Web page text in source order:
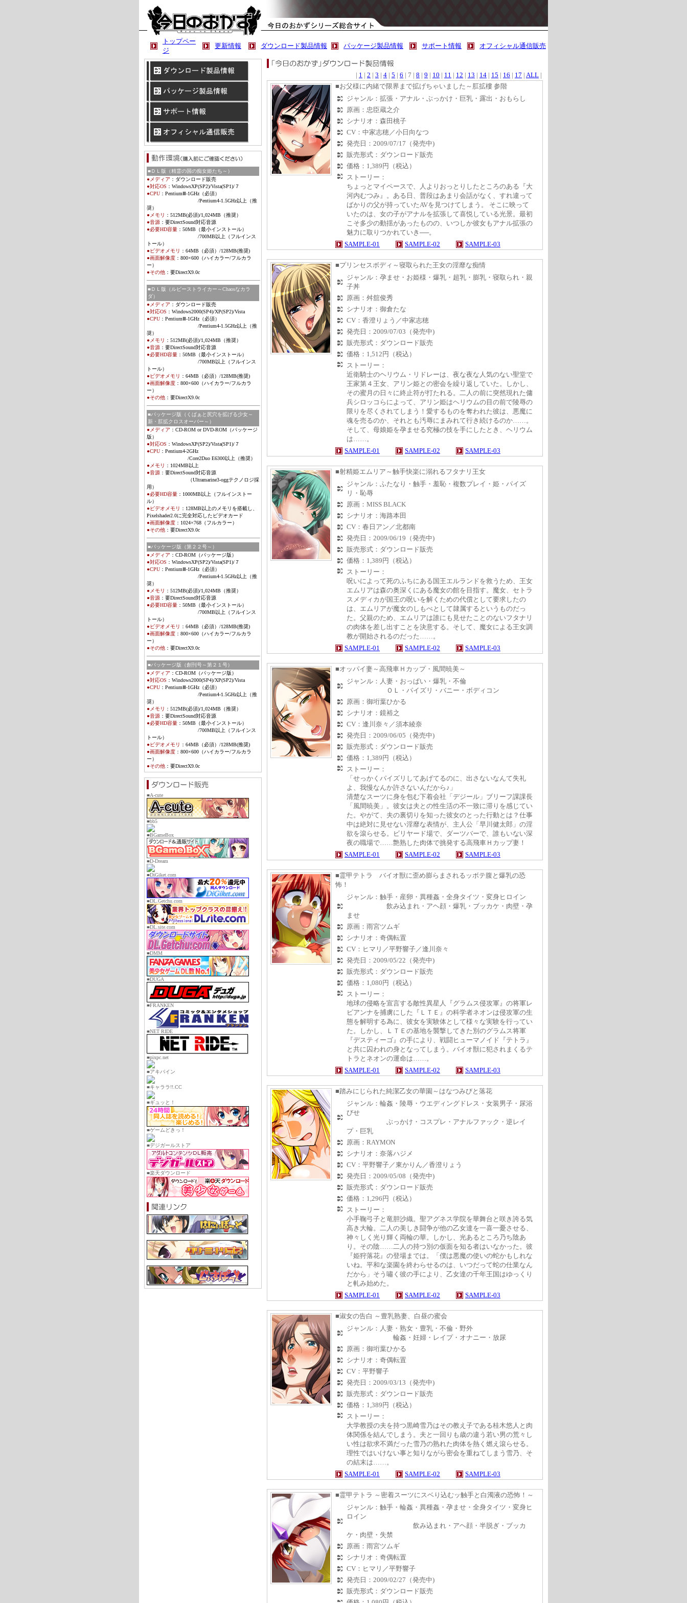
トップペー
ジ
更新情報 ダウンロード製品情報 パッケージ製品情報 サポート情報 オフィシャル通信販売
■ＤＬ版（精霊の国の痴女姫たち～）
●メディア ： ダウンロード販売
●対応OS ： WindowsXP(SP2)/Vista(SP1)/７
●CPU ：PentiumⅢ-1GHz（必須）
/Pentium4-1.5GHz以上（推
奨）
●メモリ ： 512MB(必須)/1,024MB（推奨）
●音源 ： 要DirectSound対応音源
●必要HD容量 ： 50MB（最小インストール）
/700MB以上（フルインス
トール）
●ビデオメモリ ： 64MB（必須）/128MB(推奨)
●画面解像度 ：800×600（ハイカラー/フルカラ
ー）
●その他 ： 要DirectX9.0c
■ＤＬ版（ルビーストライカー～Chaosなカラ
ダ）
●メディア ： ダウンロード販売
●対応OS ： Windows2000(SP4)/XP(SP2)/Vista
●CPU ：PentiumⅢ-1GHz（必須）
/Pentium4-1.5GHz以上（推
奨）
●メモリ ： 512MB(必須)/1,024MB（推奨）
●音源 ： 要DirectSound対応音源
●必要HD容量 ： 50MB（最小インストール）
/700MB以上（フルインス
トール）
●ビデオメモリ ： 64MB（必須）/128MB(推奨)
●画面解像度 ：800×600（ハイカラー/フルカラ
ー）
●その他 ： 要DirectX9.0c
■パッケージ版（くぱぁと尻穴を拡げる少女～
新・肛拡クロスオーバー～）
●メディア ： CD-ROM or DVD-ROM（パッケージ
版）
●対応OS ： WindowsXP(SP2)/Vista(SP1)/７
●CPU ：Pentium4-2GHz
/Core2Duo E6300以上（推奨）
●メモリ ： 1024MB以上
●音源 ：要DirectSound対応音源
（Ultramarine3-oggテクノロジ採
用）
●必要HD容量 ： 1000MB以上（フルインストー
ル）
●ビデオメモリ ： 128MB以上のメモリを搭載し、
Pixelshader2.0に完全対応したビデオカード
●画面解像度 ：1024×768（フルカラー）
●その他 ： 要DirectX9.0c
■パッケージ版（第２２号～）
●メディア ： CD-ROM（パッケージ版）
●対応OS ： WindowsXP(SP2)/Vista(SP1)/７
●CPU ：PentiumⅢ-1GHz（必須）
/Pentium4-1.5GHz以上（推
奨）
●メモリ ： 512MB(必須)/1,024MB（推奨）
●音源 ： 要DirectSound対応音源
●必要HD容量 ： 50MB（最小インストール）
/700MB以上（フルインス
トール）
●ビデオメモリ ： 64MB（必須）/128MB(推奨)
●画面解像度 ：800×600（ハイカラー/フルカラ
ー）
●その他 ： 要DirectX9.0c
■パッケージ版（創刊号～第２１号）
●メディア ： CD-ROM（パッケージ版）
●対応OS ： Windows2000(SP4)/XP(SP2)/Vista
●CPU ：PentiumⅢ-1GHz（必須）
/Pentium4-1.5GHz以上（推
奨）
●メモリ ： 512MB(必須)/1,024MB（推奨）
●音源 ： 要DirectSound対応音源
●必要HD容量 ： 50MB（最小インストール）
/700MB以上（フルインス
トール）
●ビデオメモリ ： 64MB（必須）/128MB(推奨)
●画面解像度 ：800×600（ハイカラー/フルカラ
ー）
●その他 ： 要DirectX9.0c
■A-cute
■bb5
■BGameBox
■D-Dream
■DiGiket.com
■DL.Getchu.com
■DL.site.com
■DMM
■DUGA
■FRANKEN
■NET RIDE
■pixpc.net
■アキバイン
■キャララ!!.CC
■ギュッと！
■ゲームどきっ！
■デジガールストア
■楽天ダウンロード
| 1 | 2 | 3 | 4 | 5 | 6 | 7 | 8 | 9 | 10 | 11 | 12 | 13 | 14 | 15 | 16 | 17 | ALL |
■お父様に内緒で限界まで拡げちゃいました～肛拡樓 参階
ジャンル：拡張・アナル・ぶっかけ・巨乳・露出・おもらし
原画：忠臣蔵之介
シナリオ：森田桃子
CV：中家志穂／小日向なつ
発売日：2009/07/17（発売中)
販売形式：ダウンロード販売
価格：1,389円（税込）
ストーリー：
ちょっとマイペースで、人よりおっとりしたところのある『大
河内むつみ』。ある日、普段はあまり会話がなく、すれ違って
ばかりの父が持っていたAVを見つけてしまう。 そこに映って
いたのは、女の子がアナルを拡張して喜悦している光景。最初
こそ多少の動揺があったものの、いつしか彼女もアナル拡張の
魅力に取りつかれていき──。
SAMPLE-01
SAMPLE-02 SAMPLE-03
■プリンセスボディ～寝取られた王女の淫靡な痴情
ジャンル：孕ませ・お姫様・爆乳・超乳・膨乳・寝取られ・親
子丼
原画：舛舘俊秀
シナリオ：御倉たな
CV：香澄りょう／中家志穂
発売日：2009/07/03（発売中)
販売形式：ダウンロード販売
価格：1,512円（税込）
ストーリー：
近衛騎士のヘリウム・リドレーは、夜な夜な人気のない聖堂で
王家第４王女、アリン姫との密会を繰り返していた。しかし、
その蜜月の日々に終止符が打たれる。二人の前に突然現れた傭
兵シロッコらによって、アリン姫はヘリウムの目の前で陵辱の
限りを尽くされてしまう！愛するものを奪われた彼は、悪魔に
魂を売るのか、それとも汚辱にまみれて行き続けるのか……。
そして、母娘姫を孕ませる究極の技を手にしたとき、ヘリウム
は……。
SAMPLE-01
SAMPLE-02 SAMPLE-03
■射精姫エムリア～触手快楽に溺れるフタナリ王女
ジャンル：ふたなり・触手・羞恥・複数プレイ・姫・パイズ
リ・恥辱
原画：MISS BLACK
シナリオ：海路本田
CV：春日アン／北都南
発売日：2009/06/19（発売中)
販売形式：ダウンロード販売
価格：1,389円（税込）
ストーリー：
呪いによって死のふちにある国王エルランドを救うため、王女
エムリアは森の奥深くにある魔女の館を目指す。魔女、セトラ
スメディカが国王の呪いを解くための代償として要求したの
は、エムリアが魔女のしもべとして隷属するというものだっ
た。父親のため、エムリアは誰にも見せたことのないフタナリ
の肉体を差し出すことを決意する。そして、魔女による王女調
教が開始されるのだった……。
SAMPLE-01
SAMPLE-02 SAMPLE-03
■オッパイ妻～高飛車Ｈカップ・風間暁美～
ジャンル：人妻・おっぱい・爆乳・不倫
ＯＬ・パイズリ・バニー・ボディコン
原画：御垳葉ひかる
シナリオ：鏡裕之
CV：逢川奈々／須本綾奈
発売日：2009/06/05（発売中)
販売形式：ダウンロード販売
価格：1,389円（税込）
ストーリー：
「せっかくパイズリしてあげてるのに、出さないなんて失礼
よ、我慢なんか許さないんだから♪」
清楚なスーツに身を包む下着会社「デジール」ブリーフ課課長
「風間暁美」。彼女は夫との性生活の不一致に滞りを感じてい
た。やがて、夫の裏切りを知った彼女のとった行動とは？仕事
中は絶対に見せない淫靡な表情が、主人公「早川健太郎」の淫
欲を滾らせる。ビリヤード場で、ダーツバーで、誰もいない深
夜の職場で……艶熟した肉体で挑発する高飛車Ｈカップ妻！
SAMPLE-01
SAMPLE-02 SAMPLE-03
■霊甲テトラ バイオ獣に歪め膨らまされるッボテ腹と爆乳の恐
怖！
ジャンル：触手・産卵・異種姦・全身タイツ・変身ヒロイン
飲み込まれ・アヘ顔・爆乳・ブッカケ・肉壁・孕
ませ
原画：雨宮ツムギ
シナリオ：奇偶転置
CV：ヒマリ／平野響子／逢川奈々
発売日：2009/05/22（発売中)
販売形式：ダウンロード販売
価格：1,080円（税込）
ストーリー：
地球の侵略を宣言する敵性異星人『グラムス侵攻軍』の将軍レ
ビアンナを捕虜にした『ＬＴＥ』の科学者ネオンは侵攻軍の生
態を解明する為に、彼女を実験体として様々な実験を行ってい
た。しかし、ＬＴＥの基地を襲撃してきた別のグラムス将軍
『デスティーゴ』の手により、戦闘ヒューマノイド『テトラ』
と共に囚われの身となってしまう。バイオ獣に犯されまくるテ
トラとネオンの運命は……。
SAMPLE-01
SAMPLE-02 SAMPLE-03
■踏みにじられた純潔乙女の華園～はなつみびと落花
ジャンル：輪姦・陵辱・ウエディングドレス・女装男子・尿浴
びせ
ぶっかけ・コスプレ・アナルファック・逆レイ
プ・巨乳
原画：RAYMON
シナリオ：奈落ハジメ
CV：平野響子／東かりん／香澄りょう
発売日：2009/05/08（発売中)
販売形式：ダウンロード販売
価格：1,296円（税込）
ストーリー：
小手鞠弓子と竜胆沙織。聖アグネス学院を華舞台と咲き誇る気
高き大輪。二人の美しき闘争が他の乙女達を一喜一憂させる、
神々しく光り輝く両輪の華。しかし、光あるところ乃ち陰あ
り。その陰……二人の持つ別の仮面を知る者はいなかった。彼
『姫狩落花』の登場までは。「僕は悪魔の使いの蛇かもしれな
いね。平和な楽園を終わらせるのは、いつだって蛇の仕業なん
だから」そう嘯く彼の手により、乙女達の千年王国はゆっくり
と軋み始めた。
SAMPLE-01
SAMPLE-02 SAMPLE-03
■淑女の告白 ～豊乳熟妻、白昼の蜜会
ジャンル：人妻・熟女・豊乳・不倫・野外
輪姦・妊婦・レイプ・オナニー・放尿
原画：御垳葉ひかる
シナリオ：奇偶転置
CV：平野響子
発売日：2009/03/13（発売中)
販売形式：ダウンロード販売
価格：1,389円（税込）
ストーリー：
大学教授の夫を持つ黒崎雪乃はその教え子である桂木悠人と肉
体関係を結んでしまう。夫と一回りも歳の違う若い男の荒々し
い性は欲求不満だった雪乃の熟れた肉体を熱く燃え滾らせる。
理性ではいけない事と知りながら密会を重ねてしまう雪乃、そ
の結末は……。
SAMPLE-01
SAMPLE-02 SAMPLE-03
■霊甲テトラ ～密着スーツにスベり込むッ触手と白濁液の恐怖！～
ジャンル：触手・輪姦・異種姦・孕ませ・全身タイツ・変身ヒ
ロイン
飲み込まれ・アヘ顔・半脱ぎ・ブッカ
ケ・肉壁・失禁
原画：雨宮ツムギ
シナリオ：奇偶転置
CV：ヒマリ／平野響子
発売日：2009/02/27（発売中)
販売形式：ダウンロード販売